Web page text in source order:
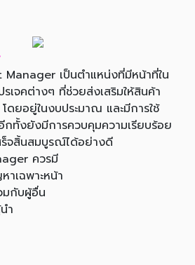
เป็นตำแหน่งที่มีหน้าที่ใน
เจคต่างๆ ที่ช่วยส่งเสริมให้สินค้า
ดยอยู่ในงบประมาณ และมีการใช้
กทั้งยังมีการควบคุมความเรียบร้อย
ร็จสิ้นสมบูรณ์ได้อย่างดี
ควรมี
าเฉพาะหน้า
มกับผู้อื่น
ำ